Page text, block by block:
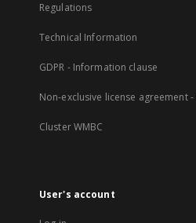
Regulations
Technical Information
GDPR - Information clause
Non-exclusive license agreement
Cluster WMBC
User's account